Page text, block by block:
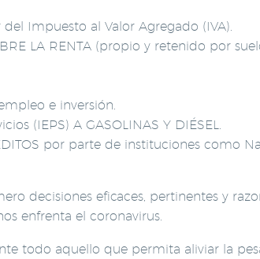
Impuesto al Valor Agregado (IVA).
LA RENTA (propio y retenido por
e inversión.
(IEPS) A GASOLINAS Y DIÉSEL.
por parte de instituciones como
decisiones eficaces, pertinentes y
enfrenta el coronavirus.
todo aquello que permita aliviar la